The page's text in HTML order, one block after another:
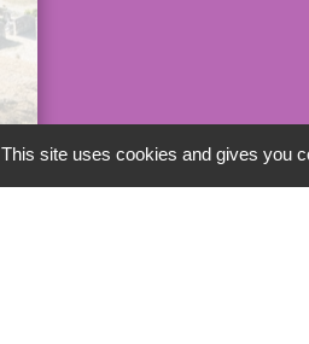
This site uses cookies and gives you